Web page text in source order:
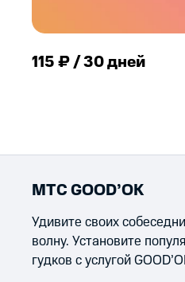
115 ₽ / 30 дней
МТС GOOD’OK
Удивите своих
волну. Установите
гудков с услугой